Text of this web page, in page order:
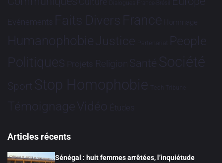
Dialogues France-Brésil
Evénements Faits Divers France Hommage
HumanophobieJustice Partenariat People
Politiques Projets Religion Santé Société
Sport Stop Homophobie Tech Tribune
TémoignageVidéo Études
Articles récents
Sénégal : huit femmes arrêtées, l’inquiétude